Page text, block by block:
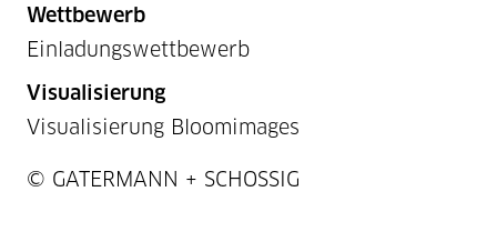
Wettbewerb
Einladungswettbewerb
Visualisierung
Visualisierung Bloomimages
Projektnummer / Copyright
© GATERMANN + SCHOSSIG